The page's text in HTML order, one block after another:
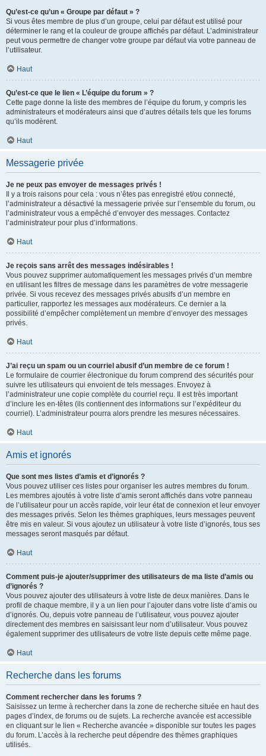
Qu’est-ce qu’un « Groupe par défaut » ?
Si vous êtes membre de plus d’un groupe, celui par défaut est utilisé pour
déterminer le rang et la couleur de groupe affichés par défaut. L’administrateur
peut vous permettre de changer votre groupe par défaut via votre panneau de
l’utilisateur.
Haut
Qu’est-ce que le lien « L’équipe du forum » ?
Cette page donne la liste des membres de l’équipe du forum, y compris les
administrateurs et modérateurs ainsi que d’autres détails tels que les forums
qu’ils modèrent.
Haut
Messagerie privée
Je ne peux pas envoyer de messages privés !
Il y a trois raisons pour cela : vous n’êtes pas enregistré et/ou connecté,
l’administrateur a désactivé la messagerie privée sur l’ensemble du forum, ou
l’administrateur vous a empêché d’envoyer des messages. Contactez
l’administrateur pour plus d’informations.
Haut
Je reçois sans arrêt des messages indésirables !
Vous pouvez supprimer automatiquement les messages privés d’un membre
en utilisant les filtres de message dans les paramètres de votre messagerie
privée. Si vous recevez des messages privés abusifs d’un membre en
particulier, rapportez les messages aux modérateurs. Ce dernier a la
possibilité d’empêcher complètement un membre d’envoyer des messages
privés.
Haut
J’ai reçu un spam ou un courriel abusif d’un membre de ce forum !
Le formulaire de courrier électronique du forum comprend des sécurités pour
suivre les utilisateurs qui envoient de tels messages. Envoyez à
l’administrateur une copie complète du courriel reçu. Il est très important
d’inclure les en-têtes (ils contiennent des informations sur l’expéditeur du
courriel). L’administrateur pourra alors prendre les mesures nécessaires.
Haut
Amis et ignorés
Que sont mes listes d’amis et d’ignorés ?
Vous pouvez utiliser ces listes pour organiser les autres membres du forum.
Les membres ajoutés à votre liste d’amis seront affichés dans votre panneau
de l’utilisateur pour un accès rapide, voir leur état de connexion et leur envoyer
des messages privés. Selon les thèmes graphiques, leurs messages peuvent
être mis en valeur. Si vous ajoutez un utilisateur à votre liste d’ignorés, tous ses
messages seront masqués par défaut.
Haut
Comment puis-je ajouter/supprimer des utilisateurs de ma liste d’amis ou
d’ignorés ?
Vous pouvez ajouter des utilisateurs à votre liste de deux manières. Dans le
profil de chaque membre, il y a un lien pour l’ajouter dans votre liste d’amis ou
d’ignorés. Ou, depuis votre panneau de l’utilisateur, vous pouvez ajouter
directement des membres en saisissant leur nom d’utilisateur. Vous pouvez
également supprimer des utilisateurs de votre liste depuis cette même page.
Haut
Recherche dans les forums
Comment rechercher dans les forums ?
Saisissez un terme à rechercher dans la zone de recherche située en haut des
pages d’index, de forums ou de sujets. La recherche avancée est accessible
en cliquant sur le lien « Recherche avancée » disponible sur toutes les pages
du forum. L’accès à la recherche peut dépendre des thèmes graphiques
utilisés.